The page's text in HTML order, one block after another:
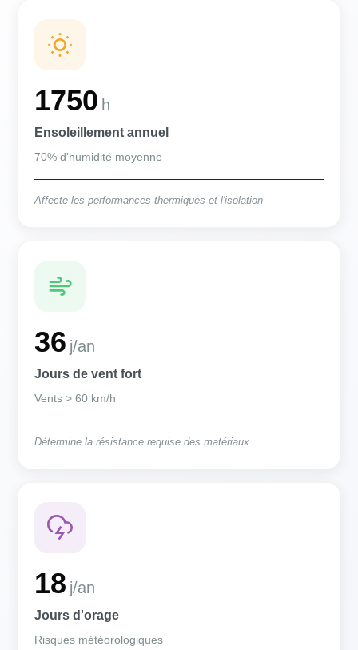
1750 h
Ensoleillement annuel
70% d'humidité moyenne
Affecte les performances thermiques et l'isolation
36 j/an
Jours de vent fort
Vents > 60 km/h
Détermine la résistance requise des matériaux
18 j/an
Jours d'orage
Risques météorologiques